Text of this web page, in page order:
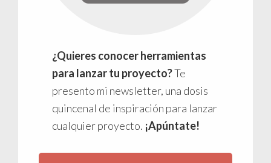
¿Quieres conocer herramientas
para lanzar tu proyecto?Te
presento mi newsletter, una dosis
quincenal de inspiración para lanzar
cualquier proyecto. ¡Apúntate!